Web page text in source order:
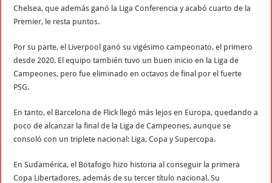
Chelsea, que además ganó la Liga Conferencia y acabó cuarto de la
Premier, le resta puntos.
Por su parte, el Liverpool ganó su vigésimo campeonato, el primero
desde 2020. El equipo también tuvo un buen inicio en la Liga de
Campeones, pero fue eliminado en octavos de final por el fuerte
PSG.
En tanto, el Barcelona de Flick llegó más lejos en Europa, quedando a
poco de alcanzar la final de la Liga de Campeones, aunque se
consoló con un triplete nacional: Liga, Copa y Supercopa.
En Sudamérica, el Botafogo hizo historia al conseguir la primera
Copa Libertadores, además de su tercer título nacional. Su